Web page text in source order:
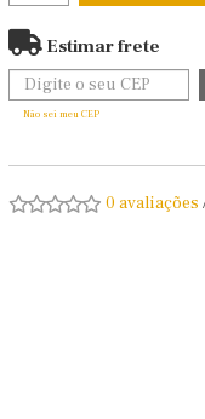
Estimar frete
Não sei meu CEP
0 avaliações